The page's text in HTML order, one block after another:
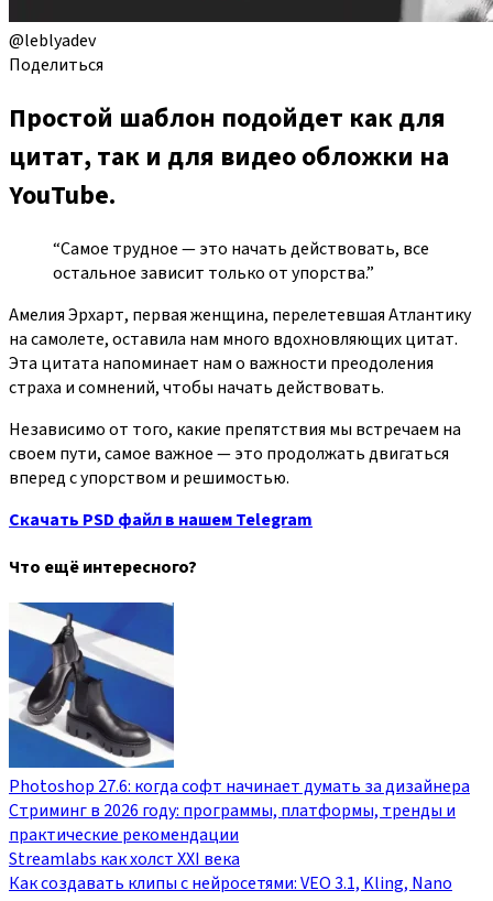
@leblyadev
Поделиться
Простой шаблон подойдет как для
цитат, так и для видео обложки на
YouTube.
“Самое трудное — это начать действовать, все
остальное зависит только от упорства.”
Амелия Эрхарт, первая женщина, перелетевшая Атлантику
на самолете, оставила нам много вдохновляющих цитат.
Эта цитата напоминает нам о важности преодоления
страха и сомнений, чтобы начать действовать.
Независимо от того, какие препятствия мы встречаем на
своем пути, самое важное — это продолжать двигаться
вперед с упорством и решимостью.
Скачать PSD файл в нашем Telegram
Что ещё интересного?
Photoshop 27.6: когда софт начинает думать за дизайнера
Стриминг в 2026 году: программы, платформы, тренды и
практические рекомендации
Streamlabs как холст XXI века
Как создавать клипы с нейросетями: VEO 3.1, Kling, Nano